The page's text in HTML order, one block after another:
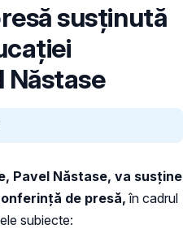
susținută
Năstase
Pavel Năstase, va susține
de presă, în cadrul
subiecte: